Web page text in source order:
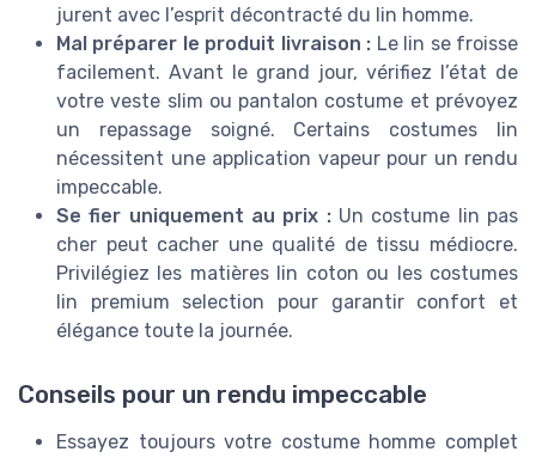
jurent avec l’esprit décontracté du lin homme.
Mal préparer le produit livraison : Le lin se froisse
facilement. Avant le grand jour, vérifiez l’état de
votre veste slim ou pantalon costume et prévoyez
un repassage soigné. Certains costumes lin
nécessitent une application vapeur pour un rendu
impeccable.
Se fier uniquement au prix :Un costume lin pas
cher peut cacher une qualité de tissu médiocre.
Privilégiez les matières lin coton ou les costumes
lin premium selection pour garantir confort et
élégance toute la journée.
Conseils pour un rendu impeccable
Essayez toujours votre costume homme complet